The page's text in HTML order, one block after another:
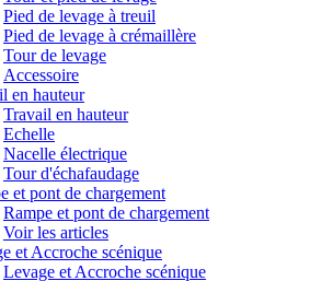
Pied de levage à treuil
Pied de levage à crémaillère
Tour de levage
Accessoire
en hauteur
Travail en hauteur
Echelle
Nacelle électrique
Tour d'échafaudage
et pont de chargement
Rampe et pont de chargement
Voir les articles
et Accroche scénique
Levage et Accroche scénique